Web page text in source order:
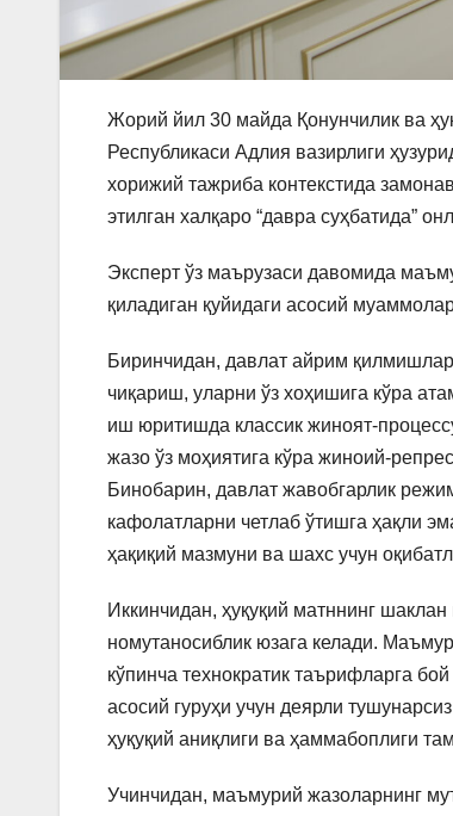
Жорий йил 30 майда Қонунчилик ва
Республикаси Адлия вазирлиги
хорижий тажриба контекстида
этилган халқаро “давра суҳбатида”
Эксперт ўз маърузаси давомида
қиладиган қуйидаги асосий
Биринчидан, давлат айрим
чиқариш, уларни ўз хоҳишига кўра
иш юритишда классик жиноят-
жазо ўз моҳиятига кўра жиноий-
Бинобарин, давлат жавобгарлик
кафолатларни четлаб ўтишга ҳақли
ҳақиқий мазмуни ва шахс учун
Иккинчидан, ҳуқуқий матннинг
номутаносиблик юзага келади.
кўпинча технократик таърифларга
асосий гуруҳи учун деярли
ҳуқуқий аниқлиги ва ҳаммабоплиги
Учинчидан, маъмурий жазоларнинг